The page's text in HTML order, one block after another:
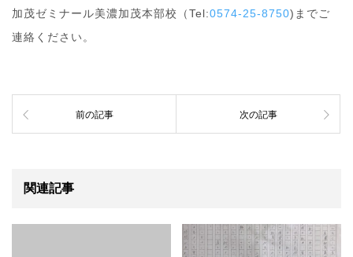
加茂ゼミナール美濃加茂本部校（Tel:0574-25-8750)までご
連絡ください。
前の記事 次の記事
関連記事